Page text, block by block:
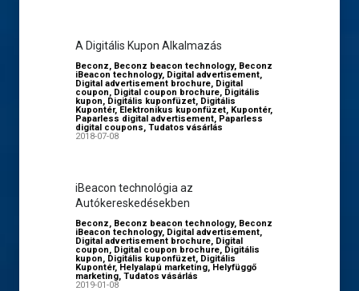
A Digitális Kupon Alkalmazás
Beconz, Beconz beacon technology, Beconz
iBeacon technology, Digital advertisement,
Digital advertisement brochure, Digital
coupon, Digital coupon brochure, Digitális
kupon, Digitális kuponfüzet, Digitális
Kupontér, Elektronikus kuponfüzet, Kupontér,
Paparless digital advertisement, Paparless
digital coupons, Tudatos vásárlás
2018-07-08
iBeacon technológia az
Autókereskedésekben
Beconz, Beconz beacon technology, Beconz
iBeacon technology, Digital advertisement,
Digital advertisement brochure, Digital
coupon, Digital coupon brochure, Digitális
kupon, Digitális kuponfüzet, Digitális
Kupontér, Helyalapú marketing, Helyfüggő
marketing, Tudatos vásárlás
2019-01-08